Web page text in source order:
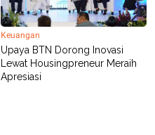
Keuangan
Upaya BTN Dorong Inovasi
Lewat Housingpreneur Meraih
Apresiasi